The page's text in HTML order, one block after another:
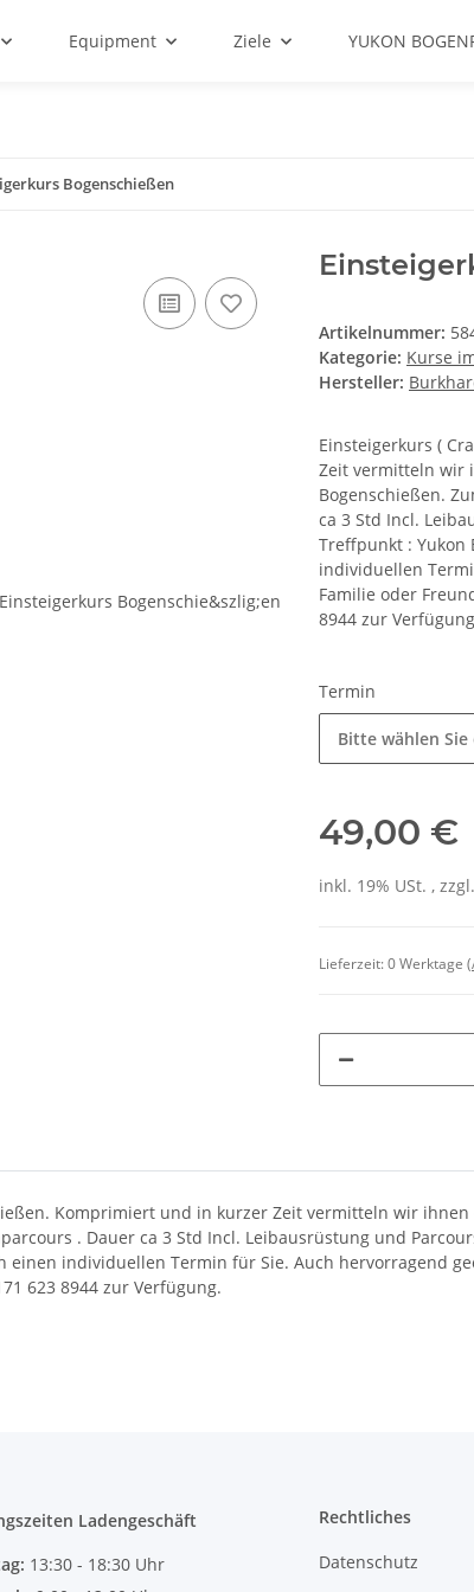
Equipment Ziele YUKON
Bogenschießen
Artikelnummer:
Kategorie: Kurse
Hersteller:
Einsteigerkurs (
Zeit vermitteln wir
Bogenschießen.
ca 3 Std Incl.
Treffpunkt : Yukon
individuellen
Familie oder
8944 zur
Termin
Bitte wählen
49,00 €
inkl. 19% USt. , zzgl.
Lieferzeit:0 Werktage
Komprimiert und in kurzer Zeit vermitteln wir
. Dauer ca 3 Std Incl. Leibausrüstung und
individuellen Termin für Sie. Auch hervorragend
623 8944 zur Verfügung.
Ladengeschäft
13:30 - 18:30 Uhr
Rechtliches
Datenschutz